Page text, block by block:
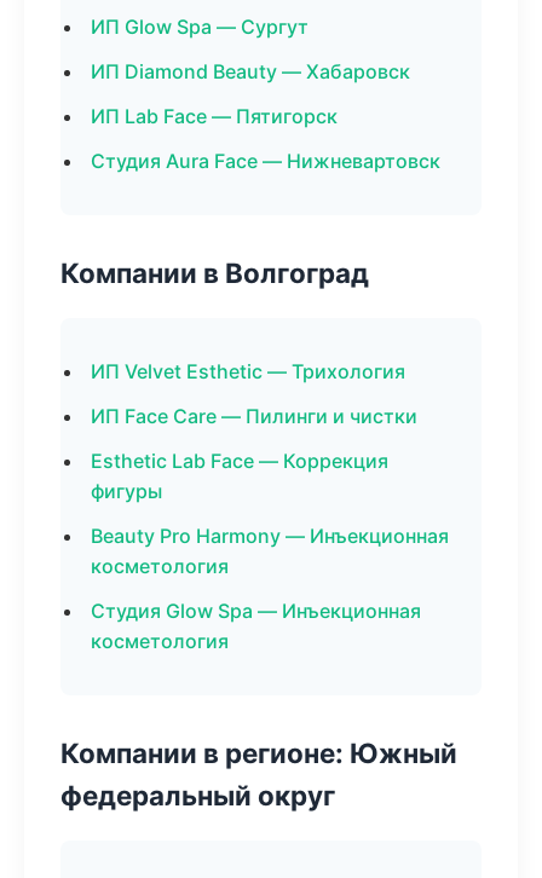
ИП Glow Spa — Сургут
ИП Diamond Beauty — Хабаровск
ИП Lab Face — Пятигорск
Студия Aura Face — Нижневартовск
Компании в Волгоград
ИП Velvet Esthetic — Трихология
ИП Face Care — Пилинги и чистки
Esthetic Lab Face — Коррекция
фигуры
Beauty Pro Harmony — Инъекционная
косметология
Студия Glow Spa — Инъекционная
косметология
Компании в регионе: Южный
федеральный округ